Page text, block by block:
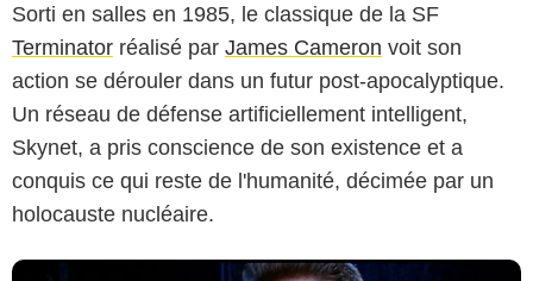
Sorti en salles en 1985, le classique de la SF
Terminator réalisé par James Cameron voit son
action se dérouler dans un futur post-apocalyptique.
Un réseau de défense artificiellement intelligent,
Skynet, a pris conscience de son existence et a
conquis ce qui reste de l'humanité, décimée par un
holocauste nucléaire.